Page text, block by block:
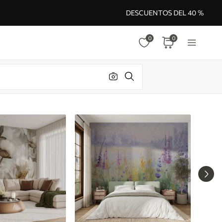
DESCUENTOS DEL 40 %
0 0